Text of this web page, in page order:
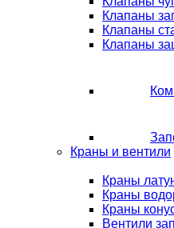
Клапаны
Клапаны
Клапаны
Краны и вентили
Краны
Краны
Краны
Вентили